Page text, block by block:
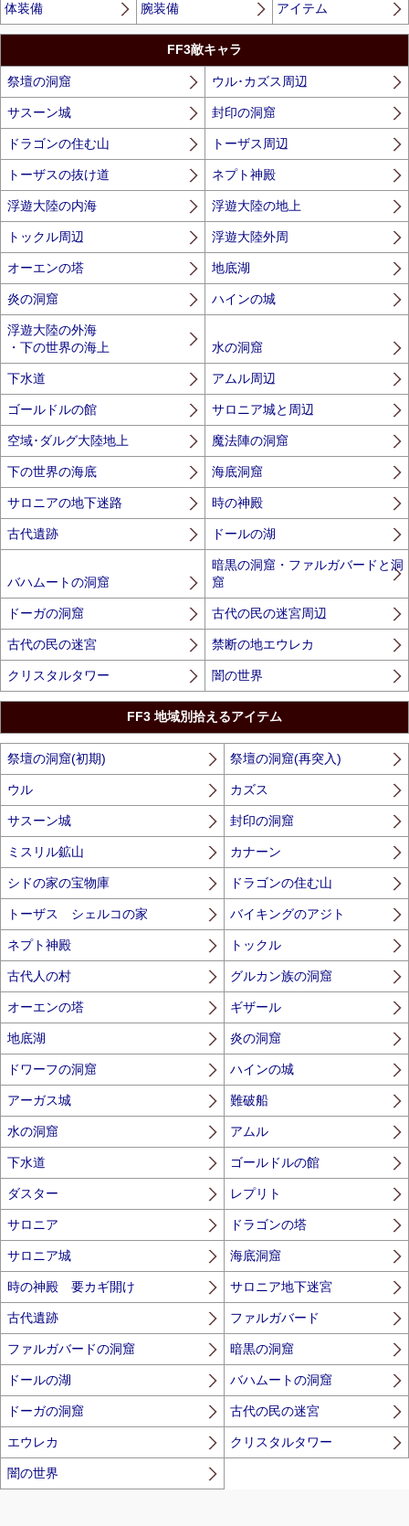
体装備 腕装備 アイテム
FF3敵キャラ
祭壇の洞窟 ウル･カズス周辺
サスーン城 封印の洞窟
ドラゴンの住む山 トーザス周辺
トーザスの抜け道 ネプト神殿
浮遊大陸の内海 浮遊大陸の地上
トックル周辺 浮遊大陸外周
オーエンの塔 地底湖
炎の洞窟 ハインの城
浮遊大陸の外海
・下の世界の海上
水の洞窟
下水道 アムル周辺
ゴールドルの館 サロニア城と周辺
空域･ダルグ大陸地上 魔法陣の洞窟
下の世界の海底 海底洞窟
サロニアの地下迷路 時の神殿
古代遺跡 ドールの湖
バハムートの洞窟
暗黒の洞窟・ファルガバードと洞
窟
ドーガの洞窟 古代の民の迷宮周辺
古代の民の迷宮 禁断の地エウレカ
クリスタルタワー 闇の世界
FF3 地域別拾えるアイテム
祭壇の洞窟(初期) 祭壇の洞窟(再突入)
ウル カズス
サスーン城 封印の洞窟
ミスリル鉱山 カナーン
シドの家の宝物庫 ドラゴンの住む山
トーザス シェルコの家 バイキングのアジト
ネプト神殿 トックル
古代人の村 グルカン族の洞窟
オーエンの塔 ギザール
地底湖 炎の洞窟
ドワーフの洞窟 ハインの城
アーガス城 難破船
水の洞窟 アムル
下水道 ゴールドルの館
ダスター レプリト
サロニア ドラゴンの塔
サロニア城 海底洞窟
時の神殿 要カギ開け サロニア地下迷宮
古代遺跡 ファルガバード
ファルガバードの洞窟 暗黒の洞窟
ドールの湖 バハムートの洞窟
ドーガの洞窟 古代の民の迷宮
エウレカ クリスタルタワー
闇の世界